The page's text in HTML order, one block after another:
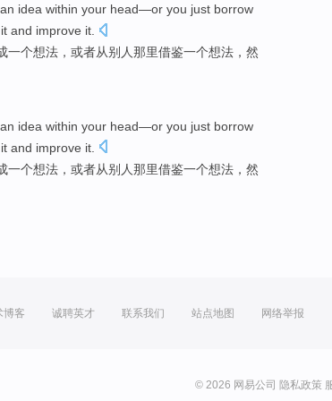
an idea within your head—or you just borrow
it and improve it
一个想法 ， 或者从别人那里借鉴一个想法， 然
an idea within your head—or you just borrow
it and improve it
一个想法 ， 或者从别人那里借鉴一个想法， 然
博客 诚聘英才 联系我们 站点地图 网络举报
© 2026 网易公司 隐私政策